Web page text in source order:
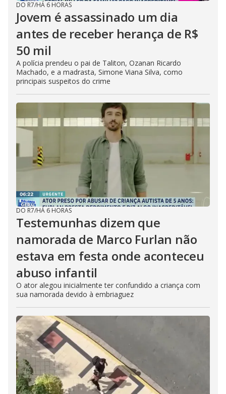
DO R7/HÁ 6 HORAS
Jovem é assassinado um dia
antes de receber herança de R$
50 mil
A polícia prendeu o pai de Taliton, Ozanan Ricardo
Machado, e a madrasta, Simone Viana Silva, como
principais suspeitos do crime
DO R7/HÁ 6 HORAS
Testemunhas dizem que
namorada de Marco Furlan não
estava em festa onde aconteceu
abuso infantil
O ator alegou inicialmente ter confundido a criança com
sua namorada devido à embriaguez